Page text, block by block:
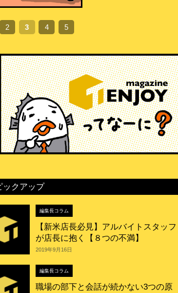
2 3 4 5
クアップ
編集長コラム
【新米店長必見】アルバイトスタッフ
が店長に抱く【８つの不満】
2019年9月16日
編集長コラム
職場の部下と会話が続かない3つの原